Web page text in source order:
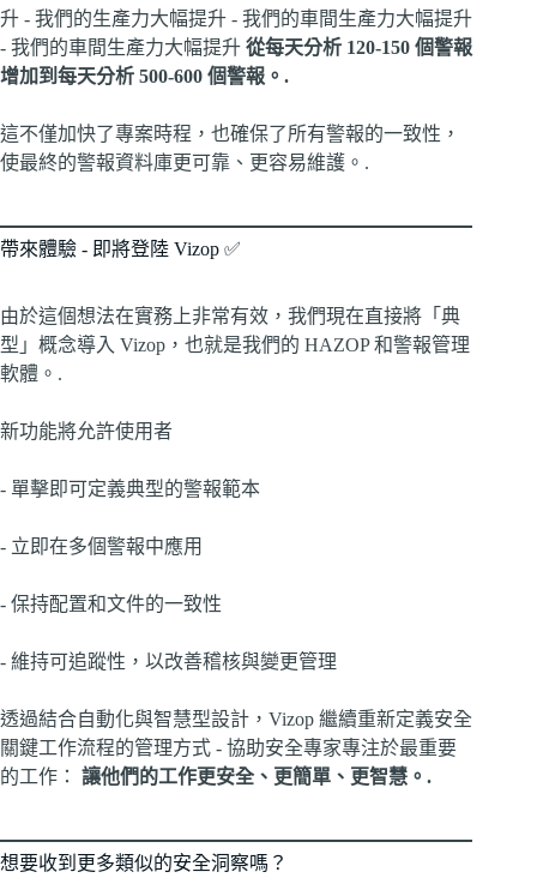
升 - 我們的生產力大幅提升 - 我們的車間生產力大幅提升
- 我們的車間生產力大幅提升 從每天分析 120-150 個警報
增加到每天分析 500-600 個警報。.
這不僅加快了專案時程，也確保了所有警報的一致性，
使最終的警報資料庫更可靠、更容易維護。.
帶來體驗 - 即將登陸 Vizop ✅
由於這個想法在實務上非常有效，我們現在直接將「典
型」概念導入 Vizop，也就是我們的 HAZOP 和警報管理
軟體。.
新功能將允許使用者
- 單擊即可定義典型的警報範本
- 立即在多個警報中應用
- 保持配置和文件的一致性
- 維持可追蹤性，以改善稽核與變更管理
透過結合自動化與智慧型設計，Vizop 繼續重新定義安全
關鍵工作流程的管理方式 - 協助安全專家專注於最重要
的工作： 讓他們的工作更安全、更簡單、更智慧。.
想要收到更多類似的安全洞察嗎？